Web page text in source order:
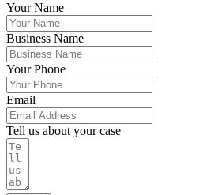
Your Name
Business Name
Your Phone
Email
Tell us about your case